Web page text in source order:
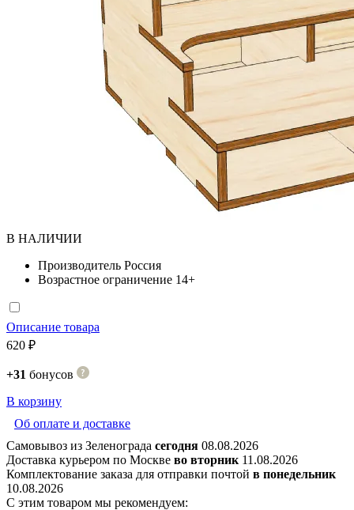
В НАЛИЧИИ
Производитель Россия
Возрастное ограничение 14+
Описание товара
620 ₽
+31 бонусов
В корзину
Об оплате и доставке
Самовывоз из Зеленограда сегодня 08.08.2026
Доставка курьером по Москве во вторник 11.08.2026
Комплектование заказа для отправки почтой в понедельник
10.08.2026
С этим товаром мы рекомендуем: